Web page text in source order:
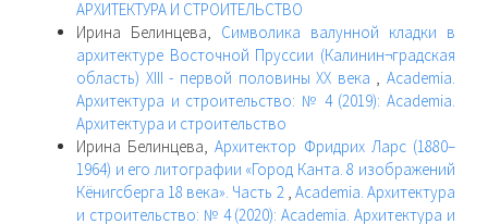
АРХИТЕКТУРА И СТРОИТЕЛЬСТВО
Ирина Белинцева, Символика валунной кладки в
архитектуре Восточной Пруссии (Калинин¬градская
область) XIII - первой половины XX века , Academia.
Архитектура и строительство: № 4 (2019): Academia.
Архитектура и строительство
Ирина Белинцева,Архитектор Фридрих Ларс (1880–
1964) и его литографии «Город Канта. 8 изображений
Кёнигсберга 18 века». Часть 2 , Academia. Архитектура
и строительство: № 4 (2020): Academia. Архитектура и